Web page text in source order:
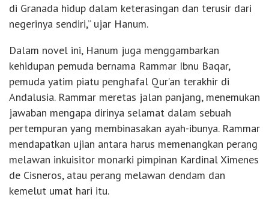
di Granada hidup dalam keterasingan dan terusir dari
negerinya sendiri,” ujar Hanum.
Dalam novel ini, Hanum juga menggambarkan
kehidupan pemuda bernama Rammar Ibnu Baqar,
pemuda yatim piatu penghafal Qur’an terakhir di
Andalusia. Rammar meretas jalan panjang, menemukan
jawaban mengapa dirinya selamat dalam sebuah
pertempuran yang membinasakan ayah-ibunya. Rammar
mendapatkan ujian antara harus memenangkan perang
melawan inkuisitor monarki pimpinan Kardinal Ximenes
de Cisneros, atau perang melawan dendam dan
kemelut umat hari itu.